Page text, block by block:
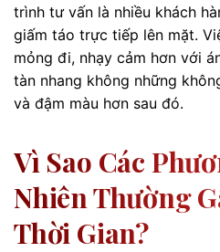
trình tư vấn là nhiều khách
giấm táo trực tiếp lên mặt.
mỏng đi, nhạy cảm hơn với
tàn nhang không những
và đậm màu hơn sau đó.
Vì Sao Các
Nhiên Thường
Thời Gian?